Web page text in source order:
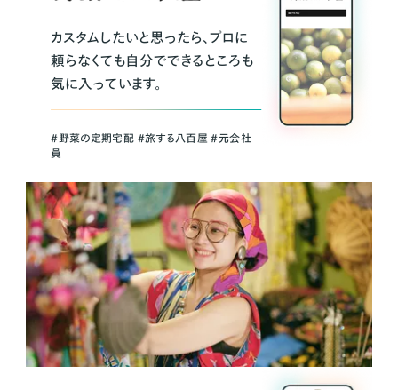
カスタムしたいと思ったら、プロに
頼らなくても自分でできるところも
気に入っています。
＃野菜の定期宅配 ＃旅する八百屋 ＃元会社
員